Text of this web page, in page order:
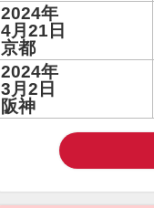
2024年
4月21日
京都
2024年
3月2日
阪神